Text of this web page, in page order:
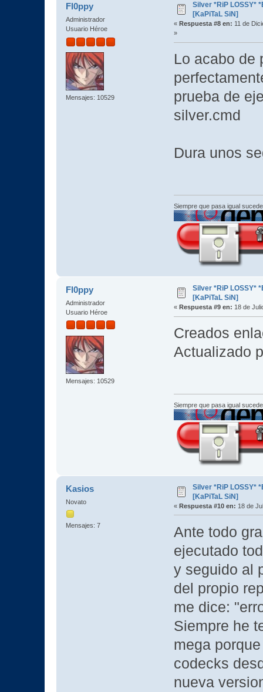
Fl0ppy
Administrador
Usuario Héroe
Mensajes: 10529
Silver *RiP LOSSY*
[KaPiTaL SiN]
« Respuesta #8 en: 11 de
»
Lo acabo de
prueba de
silver.cmd
Dura unos
Siempre que pasa igual
Fl0ppy
Administrador
Usuario Héroe
Mensajes: 10529
Silver *RiP LOSSY*
[KaPiTaL SiN]
« Respuesta #9 en: 18 de
Creados
Actualizado
Siempre que pasa igual
Kasios
Novato
Mensajes: 7
Silver *RiP LOSSY*
[KaPiTaL SiN]
« Respuesta #10 en: 18 de
Ante todo
ejecutado
y seguido al
del propio
me dice:
Siempre he
mega
codecks
nueva